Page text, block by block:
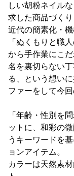
しい胡粉ネイル
求した商品づくり
近代の簡素化・
「ぬくもりと職
から手作業にこ
名を裏切らない
る、という想い
ファーをして今
「年齢・性別を
ットに、和彩の
うキーワードを
ョンアイテム。
カラーは天然素